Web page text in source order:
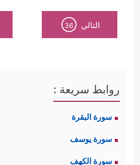
التالي 36
روابط سريعة :
سورة البقرة
سورة يوسف
سورة الكهف